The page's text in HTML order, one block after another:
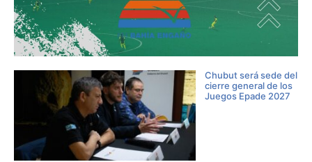
Chubut será sede del
cierre general de los
Juegos Epade 2027